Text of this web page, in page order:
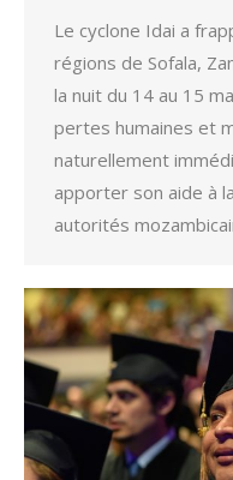
Le cyclone Idai a
régions de Sofala,
la nuit du 14 au 15
pertes humaines et
naturellement
apporter son aide à
autorités